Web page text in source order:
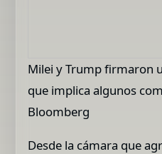
Milei y Trump firmaron
que implica algunos
Bloomberg
Desde la cámara que